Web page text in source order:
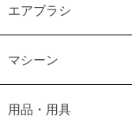
エアブラシ
マシーン
用品・用具